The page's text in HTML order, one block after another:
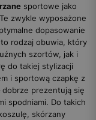
sportowe jako
zwykle wyposażone
dopasowanie
to rodzaj obuwia, który
szortów, jak i
do takiej stylizacji
i sportową czapkę z
dobrze prezentują się
spodniami. Do takich
skórzany